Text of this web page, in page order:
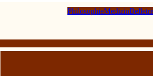
PhilosophieMedizin